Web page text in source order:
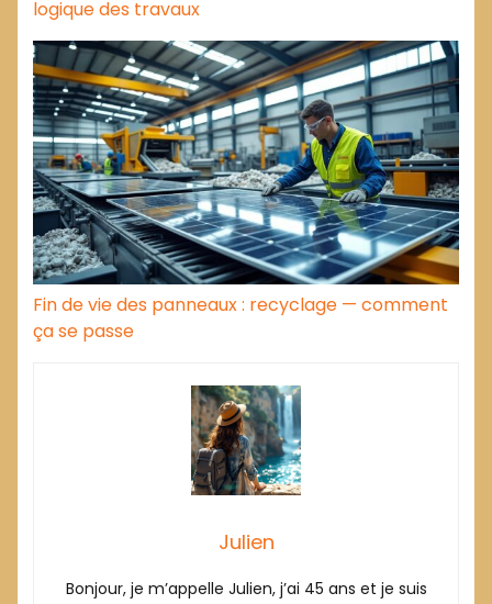
logique des travaux
Fin de vie des panneaux : recyclage — comment
ça se passe
Julien
Bonjour, je m’appelle Julien, j’ai 45 ans et je suis